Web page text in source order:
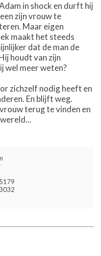
in shock en durft hij
zijn vrouw te
Maar eigen
maakt het steeds
dat de man de
houdt van zijn
wel meer weten?
zichzelf nodig heeft en
En blijft weg.
terug te vinden en